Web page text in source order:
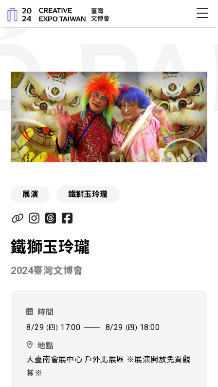
最新消息
展會內容
活動
展演 鐵獅玉玲瓏
鐵獅玉玲瓏
2024臺灣文博會
時間
8/29 (四) 17:00 8/29 (四) 18:00
地點
大臺南會展中心 戶外北展區 ※展演開放免費觀
賞※